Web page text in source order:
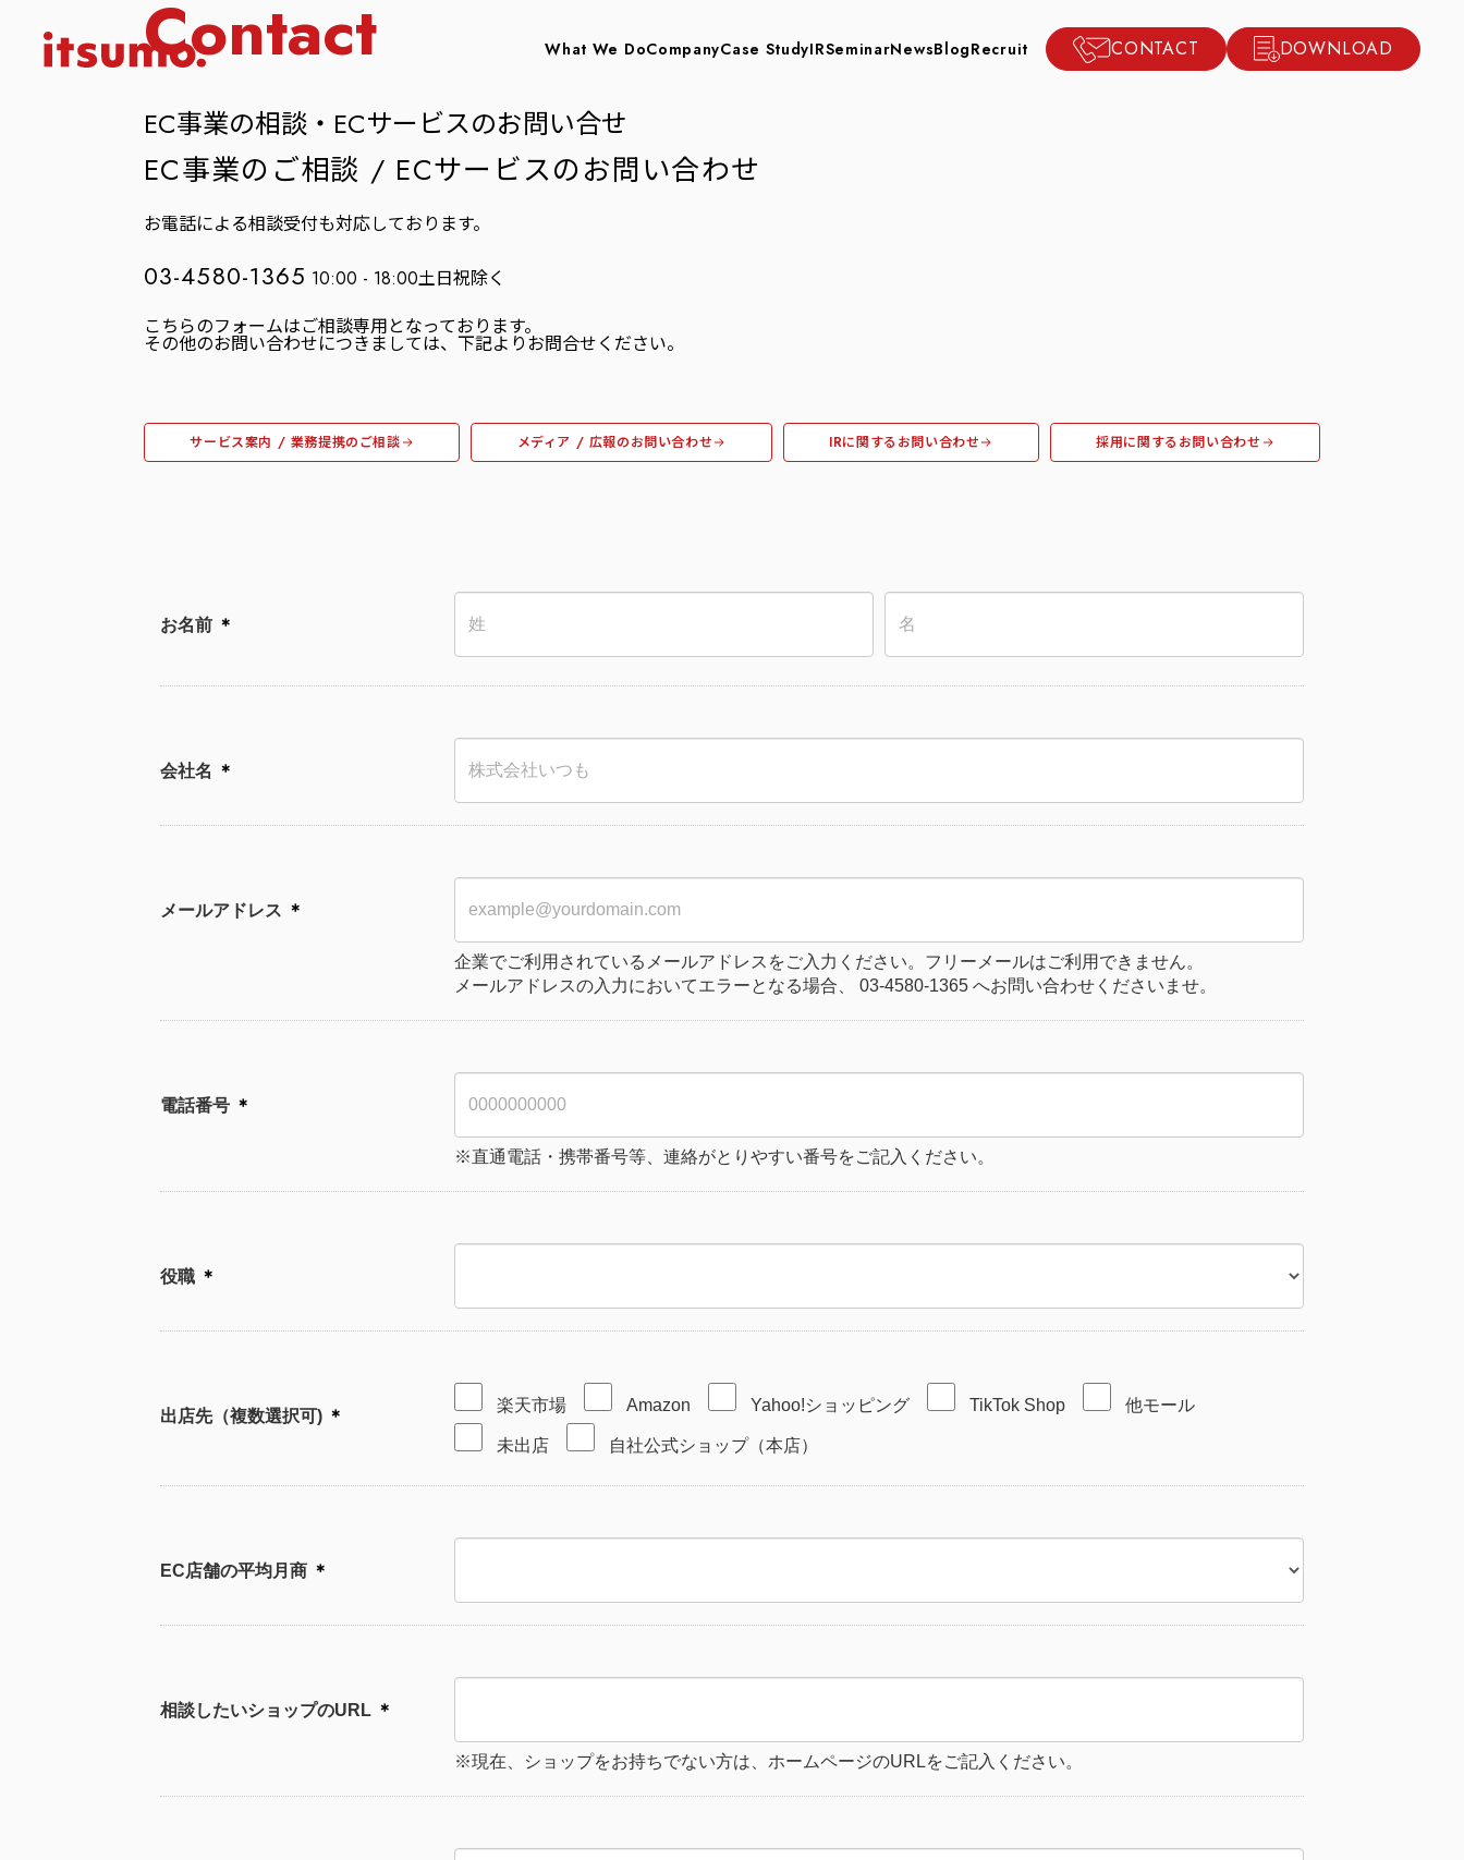
What We DoCompanyCase StudyIRSeminarNewsBlogRecruit CONTACT DOWNLOAD
Contact
EC事業の相談・ECサービスのお問い合せ
EC事業のご相談 / ECサービスのお問い合わせ
お電話による相談受付も対応しております。
03-4580-1365 10:00 - 18:00土日祝除く
こちらのフォームはご相談専用となっております。
その他のお問い合わせにつきましては、下記よりお問合せください。
サービス案内 / 業務提携のご相談 メディア / 広報のお問い合わせ IRに関するお問い合わせ 採用に関するお問い合わせ